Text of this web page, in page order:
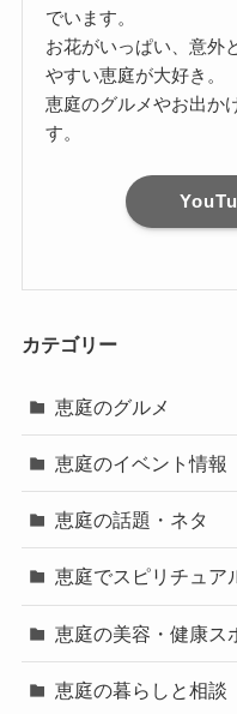
でいます。
お花がいっぱい、意外
やすい恵庭が大好き。
恵庭のグルメやお出か
す。
カテゴリー
恵庭のグルメ
恵庭のイベント情報
恵庭の話題・ネタ
恵庭でスピリチュア
恵庭の美容・健康ス
恵庭の暮らしと相談